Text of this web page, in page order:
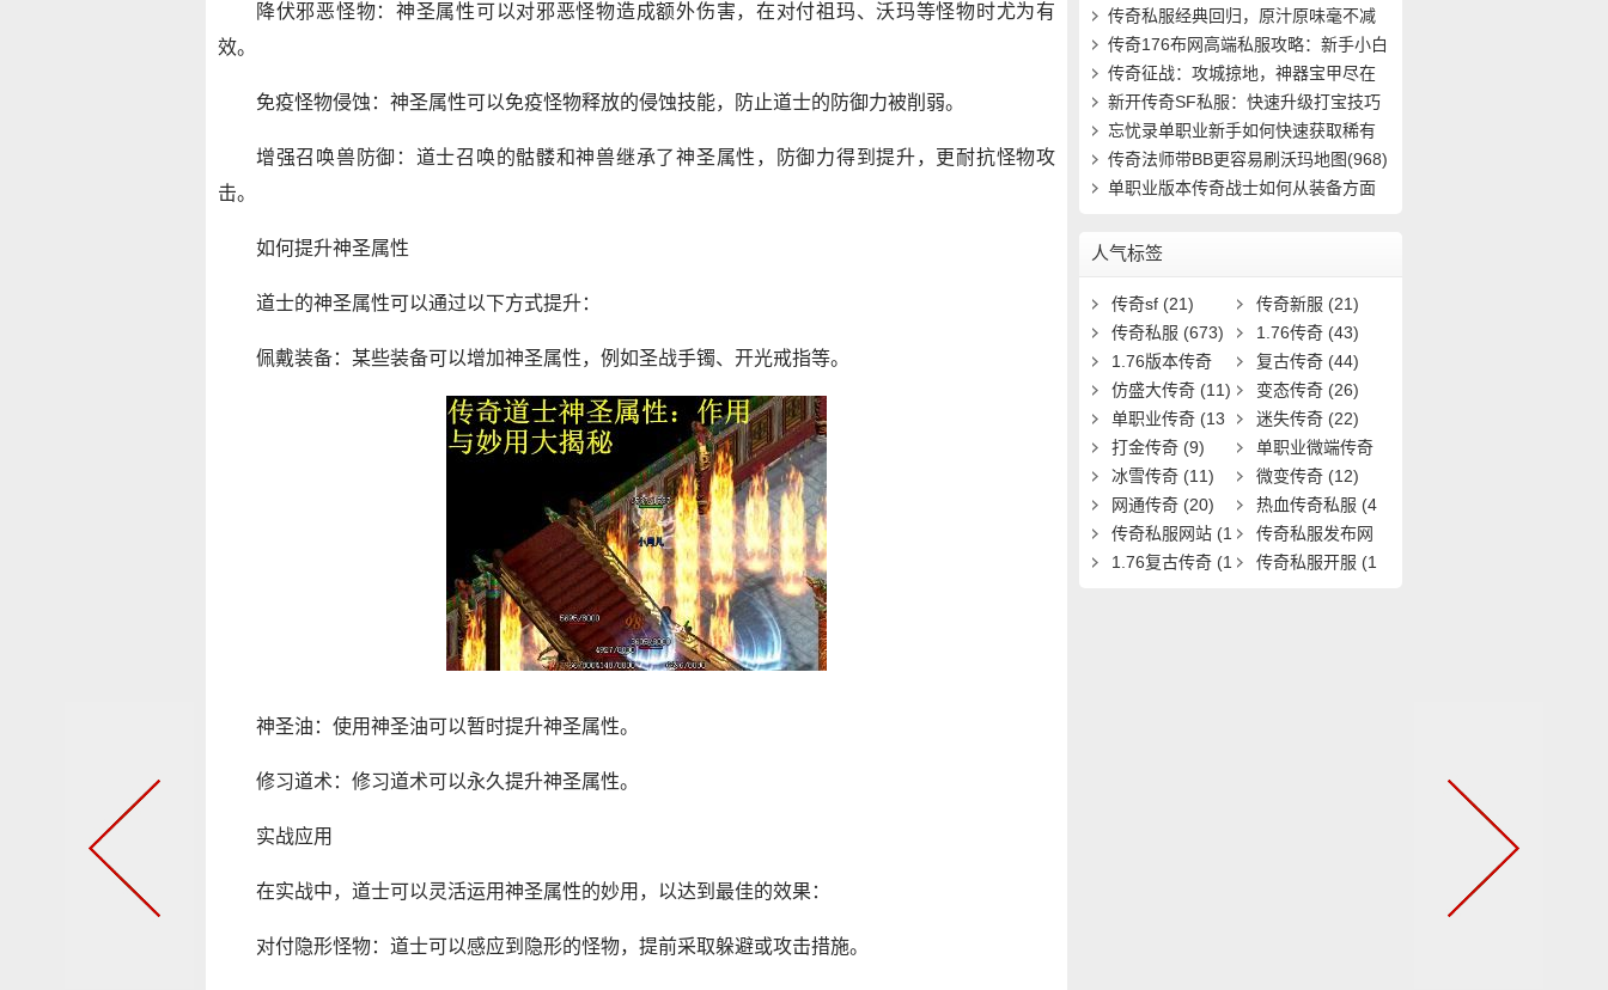
降伏邪恶怪物：神圣属性可以对邪恶怪物造成额外伤害，在对付祖玛、沃玛等怪物时尤为有
效。
免疫怪物侵蚀：神圣属性可以免疫怪物释放的侵蚀技能，防止道士的防御力被削弱。
增强召唤兽防御：道士召唤的骷髅和神兽继承了神圣属性，防御力得到提升，更耐抗怪物攻
击。
如何提升神圣属性
道士的神圣属性可以通过以下方式提升：
佩戴装备：某些装备可以增加神圣属性，例如圣战手镯、开光戒指等。
神圣油：使用神圣油可以暂时提升神圣属性。
修习道术：修习道术可以永久提升神圣属性。
实战应用
在实战中，道士可以灵活运用神圣属性的妙用，以达到最佳的效果：
对付隐形怪物：道士可以感应到隐形的怪物，提前采取躲避或攻击措施。
算(14)
传奇私服经典回归，原汁原味毫不减
价！- (14)
传奇176布网高端私服攻略：新手小白
速成(4816)
传奇征战：攻城掠地，神器宝甲尽在
掌握(401)
新开传奇SF私服：快速升级打宝技巧
有哪些(912)
忘忧录单职业新手如何快速获取稀有
装备并提(661)
传奇法师带BB更容易刷沃玛地图(968)
单职业版本传奇战士如何从装备方面
人气标签
传奇sf (21) 传奇新服 (21)
传奇私服 (673) 1.76传奇 (43)
1.76版本传奇
(9)
复古传奇 (44)
仿盛大传奇 (11) 变态传奇 (26)
单职业传奇 (13
1)
迷失传奇 (22)
打金传奇 (9)
单职业微端传奇
(9)
冰雪传奇 (11) 微变传奇 (12)
网通传奇 (20) 热血传奇私服 (4
0)
传奇私服网站 (1
9)
传奇私服发布网
(11)
1.76复古传奇 (1
传奇私服开服 (1